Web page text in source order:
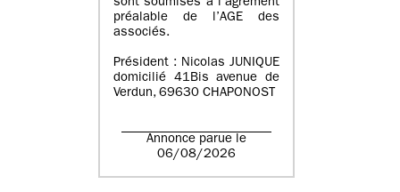
sont soumises à l’agrément
préalable de l’AGE des
associés.
Président : Nicolas JUNIQUE
domicilié 41Bis avenue de
Verdun, 69630 CHAPONOST
Annonce parue le
06/08/2026